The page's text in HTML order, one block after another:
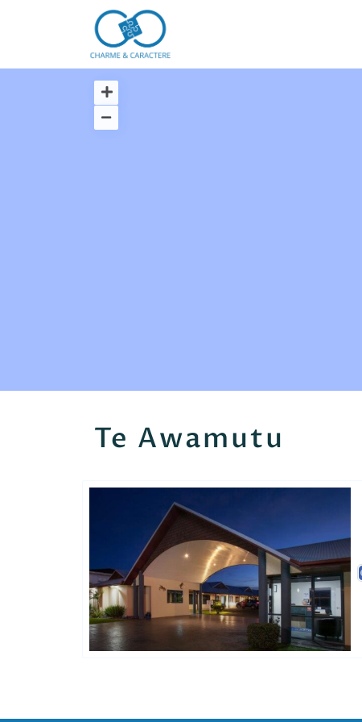
Te Awamutu